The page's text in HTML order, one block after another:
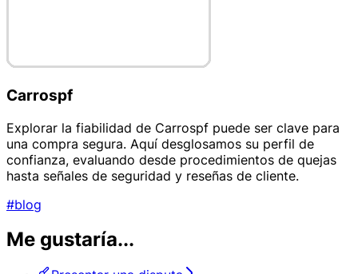
Carrospf
Explorar la fiabilidad de Carrospf puede ser clave para
una compra segura. Aquí desglosamos su perfil de
confianza, evaluando desde procedimientos de quejas
hasta señales de seguridad y reseñas de cliente.
#blog
Me gustaría...